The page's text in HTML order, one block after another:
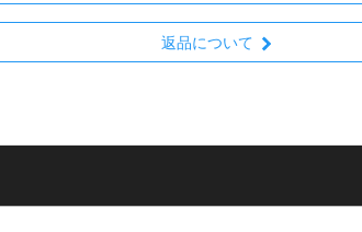
返品について